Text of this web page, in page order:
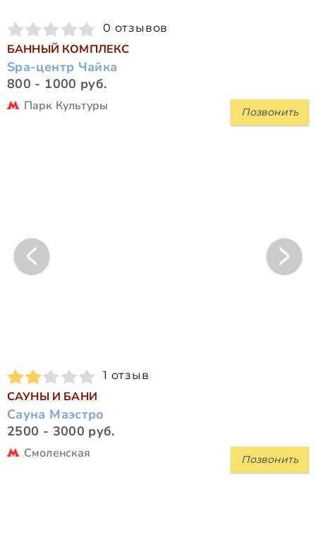
0 отзывов
БАННЫЙ КОМПЛЕКС
Spa-центр Чайка
800 - 1000 руб.
Позвонить
Парк Культуры
1 отзыв
САУНЫ И БАНИ
Сауна Маэстро
2500 - 3000 руб.
Позвонить
Смоленская